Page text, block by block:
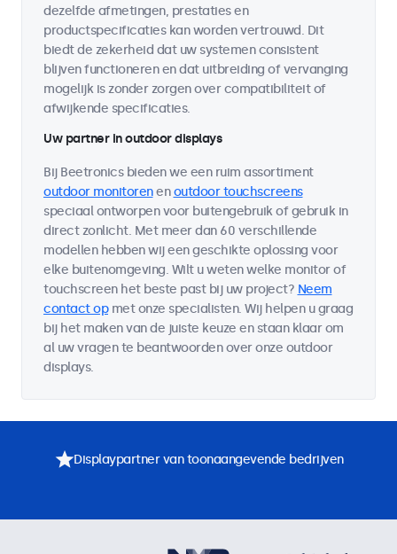
dezelfde afmetingen, prestaties en
productspecificaties kan worden vertrouwd. Dit
biedt de zekerheid dat uw systemen consistent
blijven functioneren en dat uitbreiding of vervanging
mogelijk is zonder zorgen over compatibiliteit of
afwijkende specificaties.
Uw partner in outdoor displays
Bij Beetronics bieden we een ruim assortiment
outdoor monitorenenoutdoor touchscreens
speciaal ontworpen voor buitengebruik of gebruik in
direct zonlicht. Met meer dan 60 verschillende
modellen hebben wij een geschikte oplossing voor
elke buitenomgeving. Wilt u weten welke monitor of
touchscreen het beste past bij uw project? Neem
contact opmet onze specialisten. Wij helpen u graag
bij het maken van de juiste keuze en staan klaar om
al uw vragen te beantwoorden over onze outdoor
displays.
Displaypartner van toonaangevende bedrijven